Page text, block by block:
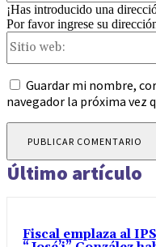
¡Has introducido una
Por favor ingrese su
Guardar mi nombre,
navegador la próxima vez
Último artículo
Fiscal emplaza al